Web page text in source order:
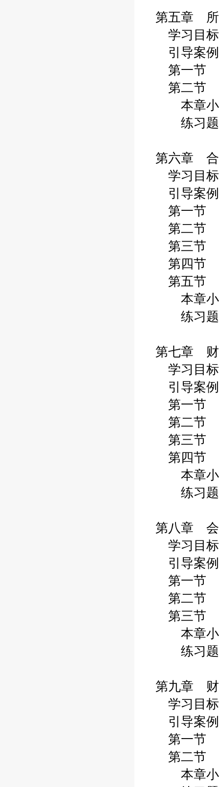
第五章 所
学习目标
引导案例
第一节
第二节
本章小
练习题
第六章 合
学习目标
引导案例
第一节
第二节
第三节
第四节
第五节
本章小
练习题
第七章 财
学习目标
引导案例
第一节
第二节
第三节
第四节
本章小
练习题
第八章 会
学习目标
引导案例
第一节
第二节
第三节
本章小
练习题
第九章 财
学习目标
引导案例
第一节
第二节
本章小